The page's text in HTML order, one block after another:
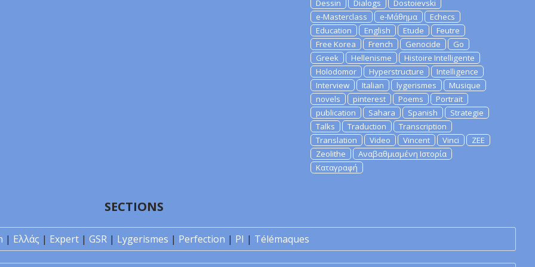
Dessin
Dialogs
Dostoievski
e-Masterclass
e-Μάθημα
Echecs
Education
English Etude
Feutre
Free Korea
French Genocide
Go
Greek
Hellenisme
Histoire Intelligente
Holodomor
Hyperstructure
Intelligence
Interview
Italian lygerismes
Musique
novels
pinterest Poems
Portrait
publication
Sahara Spanish
Strategie
Talks
Traduction
Transcription
Translation
Video Vincent Vinci
ZEE
Zeolithe
Αναβαθμισμένη Ιστορία
Καταγραφή
SECTIONS
| Ελλάς | Expert | GSR | Lygerismes | Perfection | PI | Télémaques